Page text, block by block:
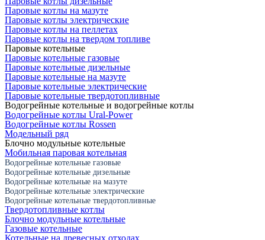
Паровые котлы на мазуте
Паровые котлы электрические
Паровые котлы на пеллетах
Паровые котлы на твердом топливе
Паровые котельные
Паровые котельные газовые
Паровые котельные дизельные
Паровые котельные на мазуте
Паровые котельные электрические
Паровые котельные твердотопливные
Водогрейные котельные и водогрейные котлы
Водогрейные котлы Ural-Power
Водогрейные котлы Rossen
Модельный ряд
Блочно модульные котельные
Мобильная паровая котельная
Водогрейные котельные газовые
Водогрейные котельные дизельные
Водогрейные котельные на мазуте
Водогрейные котельные электрические
Водогрейные котельные твердотопливные
Твердотопливные котлы
Блочно модульные котельные
Газовые котельные